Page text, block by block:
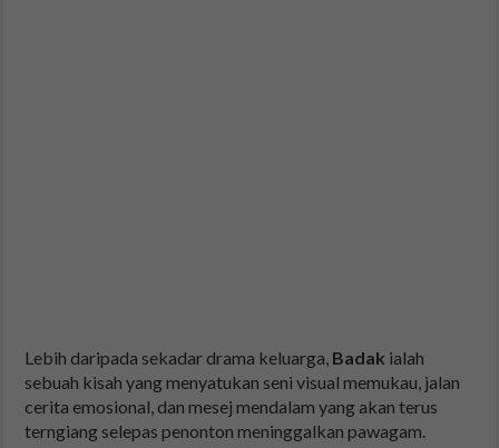
Lebih daripada sekadar drama keluarga, Badak ialah
sebuah kisah yang menyatukan seni visual memukau, jalan
cerita emosional, dan mesej mendalam yang akan terus
terngiang selepas penonton meninggalkan pawagam.